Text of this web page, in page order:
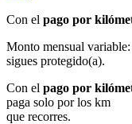
Con el pago por
Monto mensual variable:
sigues protegido(a).
Con el pago por
paga solo por los km
que recorres.